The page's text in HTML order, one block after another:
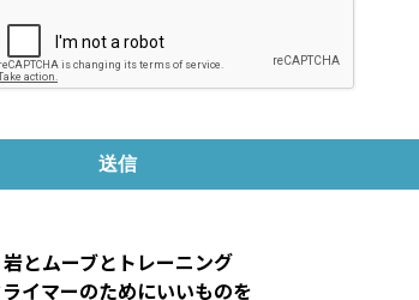
岩とムーブとトレーニング
ライマーのためにいいものを